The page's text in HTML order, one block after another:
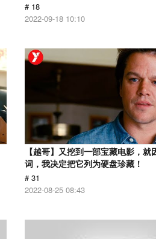
# 18
2022-09-18 10:10
【越哥】又挖到一部宝藏电影，就
词，我决定把它列为硬盘珍藏！
# 31
2022-08-25 08:43